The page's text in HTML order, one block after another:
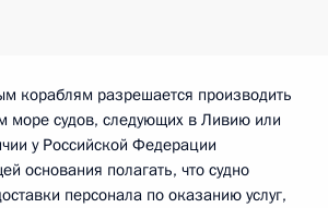
кораблям разрешается производить
море судов, следующих в Ливию или
у Российской Федерации
основания полагать, что судно
персонала по оказанию услуг,